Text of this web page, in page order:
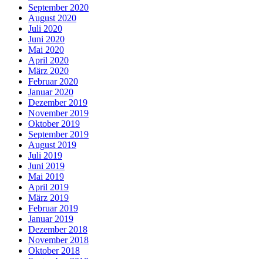
September 2020
August 2020
Juli 2020
Juni 2020
Mai 2020
April 2020
März 2020
Februar 2020
Januar 2020
Dezember 2019
November 2019
Oktober 2019
September 2019
August 2019
Juli 2019
Juni 2019
Mai 2019
April 2019
März 2019
Februar 2019
Januar 2019
Dezember 2018
November 2018
Oktober 2018